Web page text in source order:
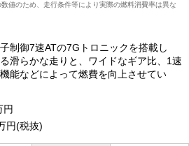
値のため、走行条件等により実際の燃料消費率は異な
制御7速ATの7Gトロニックを搭載し
滑らかな走りと、ワイドなギア比、1速
能などによって燃費を向上させてい
円
円(税抜)